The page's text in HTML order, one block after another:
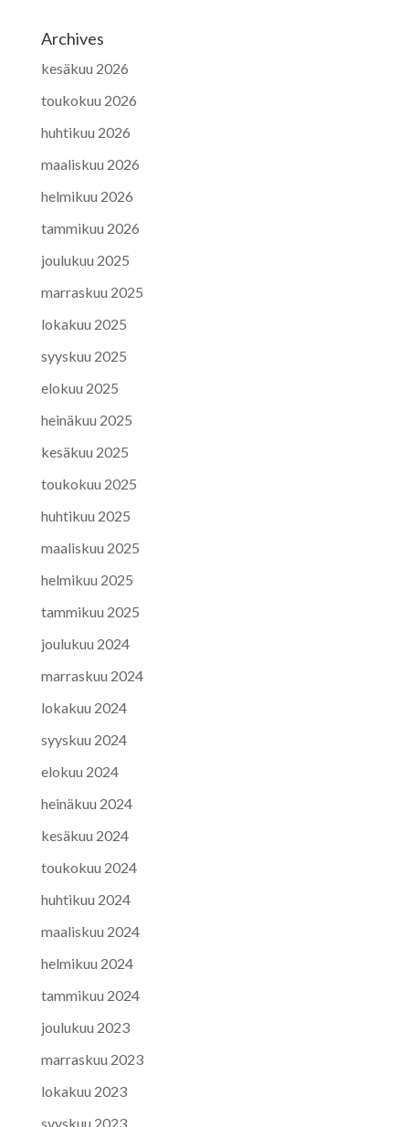
Archives
kesäkuu 2026
toukokuu 2026
huhtikuu 2026
maaliskuu 2026
helmikuu 2026
tammikuu 2026
joulukuu 2025
marraskuu 2025
lokakuu 2025
syyskuu 2025
elokuu 2025
heinäkuu 2025
kesäkuu 2025
toukokuu 2025
huhtikuu 2025
maaliskuu 2025
helmikuu 2025
tammikuu 2025
joulukuu 2024
marraskuu 2024
lokakuu 2024
syyskuu 2024
elokuu 2024
heinäkuu 2024
kesäkuu 2024
toukokuu 2024
huhtikuu 2024
maaliskuu 2024
helmikuu 2024
tammikuu 2024
joulukuu 2023
marraskuu 2023
lokakuu 2023
syyskuu 2023